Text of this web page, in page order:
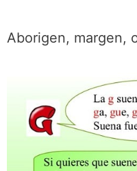
Aborigen, margen,